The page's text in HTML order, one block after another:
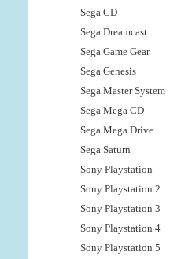
Sega CD
Sega Dreamcast
Sega Game Gear
Sega Genesis
Sega Master System
Sega Mega CD
Sega Mega Drive
Sega Saturn
Sony Playstation
Sony Playstation 2
Sony Playstation 3
Sony Playstation 4
Sony Playstation 5